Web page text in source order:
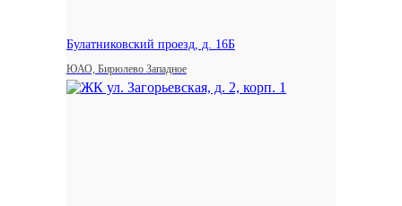
Булатниковский проезд, д. 16Б
ЮАО, Бирюлево Западное